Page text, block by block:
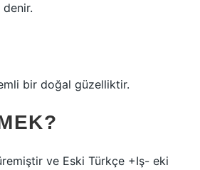
denir.
bir doğal güzelliktir.
ve Eski Türkçe +Iş- eki